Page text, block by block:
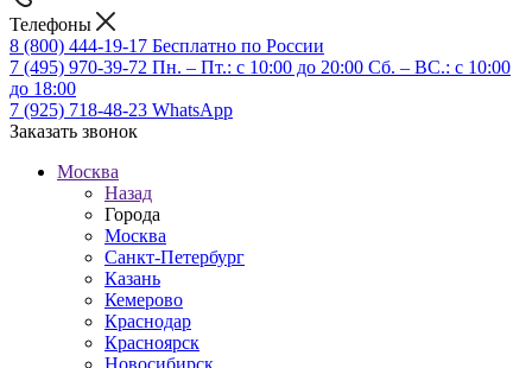
Телефоны
8 (800) 444-19-17 Бесплатно по России
7 (495) 970-39-72 Пн. – Пт.: с 10:00 до 20:00 Сб. – ВС.: c 10:00
до 18:00
7 (925) 718-48-23 WhatsApp
Заказать звонок
Москва
Назад
Города
Москва
Санкт-Петербург
Казань
Кемерово
Краснодар
Красноярск
Новосибирск